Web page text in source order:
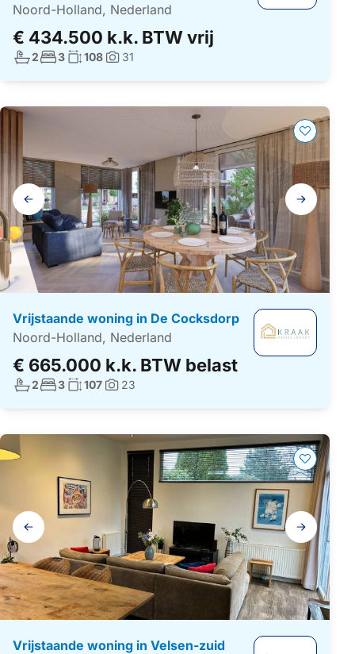
Noord-Holland, Nederland
€ 434.500 k.k. BTW vrij
Aantal badkamers:
2Aantal slaapkamers:
3Woonoppervlakte:
108Foto's:
31
Galerij
navigatie
Vrijstaande woning in De Cocksdorp
Noord-Holland, Nederland
€ 665.000 k.k. BTW belast
Aantal badkamers:
2Aantal slaapkamers:
3Woonoppervlakte:
107 Foto's:
23
Galerij
navigatie
Vrijstaande woning in Velsen-zuid